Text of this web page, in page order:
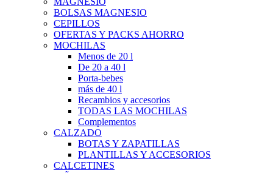
BOLSAS MAGNESIO
CEPILLOS
OFERTAS Y PACKS AHORRO
MOCHILAS
Menos de 20 l
De 20 a 40 l
Porta-bebes
más de 40 l
Recambios y accesorios
TODAS LAS MOCHILAS
Complementos
CALZADO
BOTAS Y ZAPATILLAS
PLANTILLAS Y ACCESORIOS
CALCETINES